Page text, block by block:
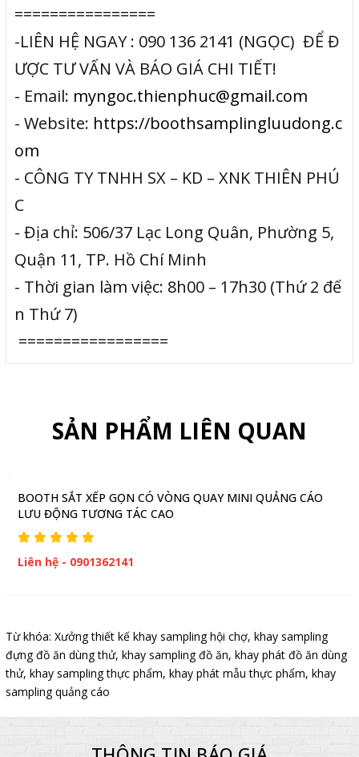
================
-LIÊN HỆ NGAY : 090 136 2141 (NGỌC) ĐỂ Đ
ƯỢC TƯ VẤN VÀ BÁO GIÁ CHI TIẾT!
- Email: myngoc.thienphuc@gmail.com
- Website: https://boothsamplingluudong.c
om
- CÔNG TY TNHH SX – KD – XNK THIÊN PHÚ
C
- Địa chỉ: 506/37 Lạc Long Quân, Phường 5,
Quận 11, TP. Hồ Chí Minh
- Thời gian làm việc: 8h00 – 17h30 (Thứ 2 đế
n Thứ 7)
=================
SẢN PHẨM LIÊN QUAN
BOOTH SẮT XẾP GỌN CÓ VÒNG QUAY MINI QUẢNG CÁO
LƯU ĐỘNG TƯƠNG TÁC CAO
Liên hệ - 0901362141
Từ khóa: Xưởng thiết kế khay sampling hội chợ, khay sampling
đựng đồ ăn dùng thử, khay sampling đồ ăn, khay phát đồ ăn dùng
thử, khay sampling thực phẩm, khay phát mẫu thực phẩm, khay
sampling quảng cáo